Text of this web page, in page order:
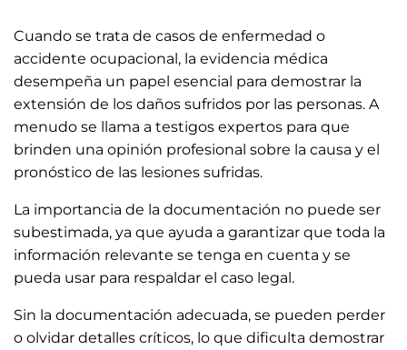
Cuando se trata de casos de enfermedad o
accidente ocupacional, la evidencia médica
desempeña un papel esencial para demostrar la
extensión de los daños sufridos por las personas. A
menudo se llama a testigos expertos para que
brinden una opinión profesional sobre la causa y el
pronóstico de las lesiones sufridas.
La importancia de la documentación no puede ser
subestimada, ya que ayuda a garantizar que toda la
información relevante se tenga en cuenta y se
pueda usar para respaldar el caso legal.
Sin la documentación adecuada, se pueden perder
o olvidar detalles críticos, lo que dificulta demostrar